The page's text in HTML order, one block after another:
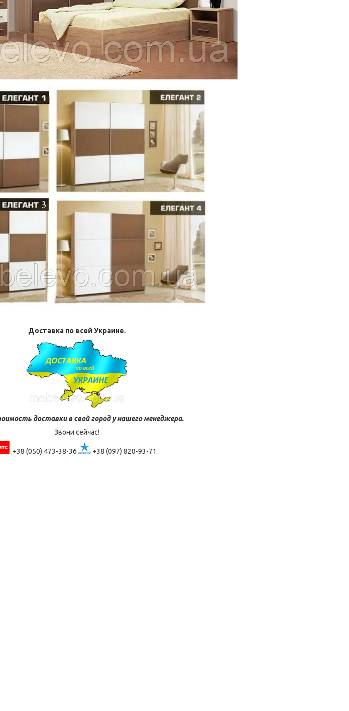
Доставка по всей Украине.
доставки в свой город у нашего менеджера.
Звони сейчас!
+38 (050) 473-38-36 +38 (097) 820-93-71